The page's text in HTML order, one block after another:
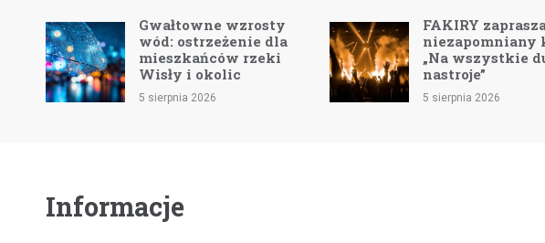
Gwałtowne wzrosty
wód: ostrzeżenie dla
mieszkańców rzeki
Wisły i okolic
5 sierpnia 2026
FAKIRY
niezapomniany
„Na wszystkie
nastroje”
5 sierpnia 2026
Informacje